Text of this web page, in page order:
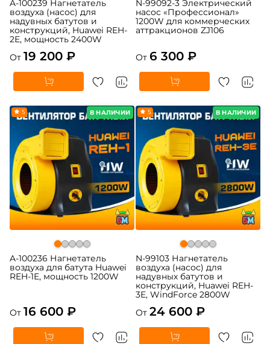
A-100239 Нагнетатель
воздуха (насос) для
надувных батутов и
конструкций, Huawei REH-
2E, мощность 2400W
От 19 200 ₽
N-99092-3 Электрический
насос «Профессионал»
1200W для коммерческих
аттракционов ZJ106
От 6 300 ₽
В НАЛИЧИИ
5
A-100236 Нагнетатель
воздуха для батута Huawei
REH-1E, мощность 1200W
От 16 600 ₽
В НАЛИЧИИ
5
N-99103 Нагнетатель
воздуха (насос) для
надувных батутов и
конструкций, Huawei REH-
3E, WindForce 2800W
От 24 600 ₽